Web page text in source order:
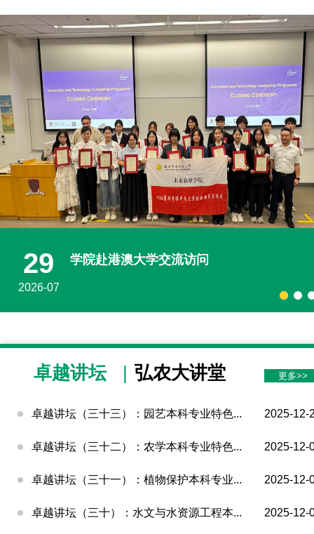
29
2026-07
学院赴港澳大学交流访问
26
2026-07
未来农业学院第十期暑期全英文《生命与有
06
2026-07
未来农业学院卓越班学生科研创新能力考核
作顺利完成
17
2026-04
未来农业学院举行培养方案校外专家论证研
会
更多>>
卓越讲坛 | 弘农大讲堂
2025-12-
卓越讲坛（三十三）：园艺本科专业特色...
2025-12-
卓越讲坛（三十二）：农学本科专业特色...
2025-12-
卓越讲坛（三十一）：植物保护本科专业...
2025-12-
卓越讲坛（三十）：水文与水资源工程本...